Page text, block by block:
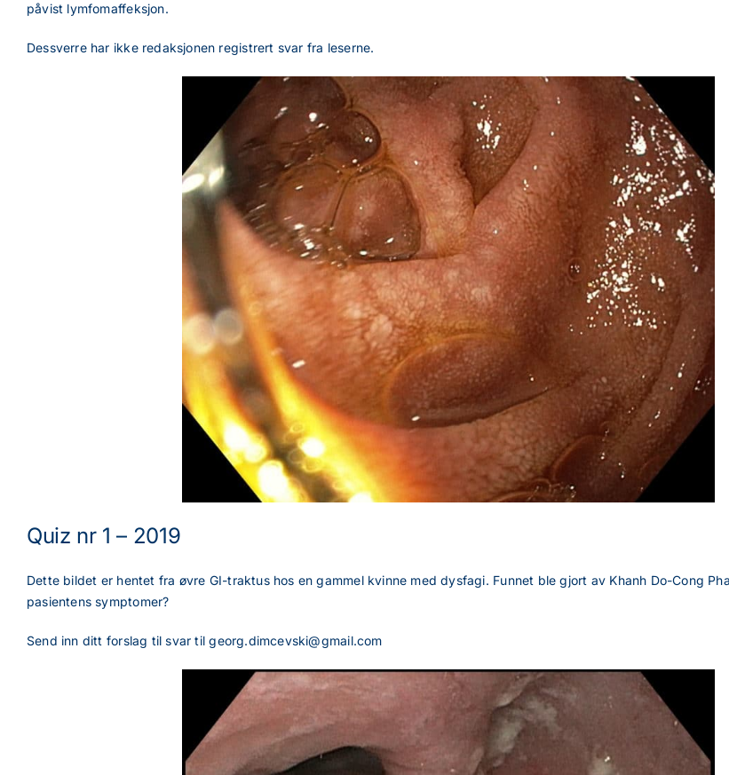
påvist lymfomaffeksjon.
Dessverre har ikke redaksjonen registrert svar fra leserne.
Quiz nr 1 – 2019
Dette bildet er hentet fra øvre GI-traktus hos en gammel kvinne med dysfagi. Funnet ble gjort av Khanh Do-Cong
pasientens symptomer?
Send inn ditt forslag til svar tilgeorg.dimcevski@gmail.com